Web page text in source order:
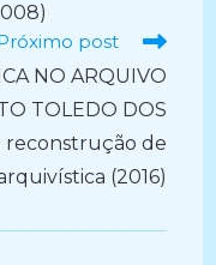
post
NO ARQUIVO
TOLEDO DOS
reconstrução de
(2016)